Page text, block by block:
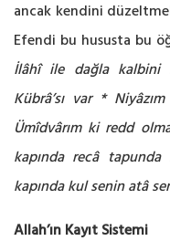
ancak kendini
Efendi bu hususta bu
İlâhî ile dağla kalbini
Kübrâ’sı var *
Ümîdvârım ki redd
kapında recâ
kapında kul senin atâ
Allah’ın Kayıt Sistemi